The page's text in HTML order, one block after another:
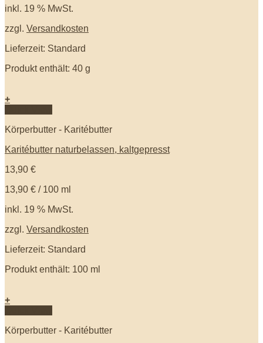
inkl. 19 % MwSt.
zzgl. Versandkosten
Lieferzeit: Standard
Produkt enthält: 40 g
+
Körperbutter - Karitébutter
Karitébutter naturbelassen, kaltgepresst
13,90 €
13,90 € / 100 ml
inkl. 19 % MwSt.
zzgl. Versandkosten
Lieferzeit: Standard
Produkt enthält: 100 ml
+
Körperbutter - Karitébutter